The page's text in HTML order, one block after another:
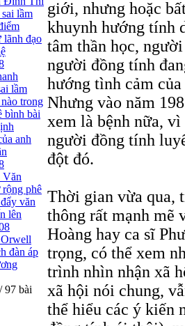
lầm
lãnh đạo
lầm
trong
bình bài
anh
Văn
rộng phê
văn
lên
đàn áp
97 bài
giới, nhưng hoặc
khuynh hướng tính
tâm thần học,
người đồng tính
hướng tình cảm
Nhưng vào năm
xem là bệnh nữa, vì
người đồng tính
đột đó.
Thời gian vừa qua,
thông rất mạnh mẽ
Hoàng hay ca sĩ
trọng, có thể xem
trình nhìn nhận xã
xã hội nói chung,
thể hiểu các ý kiến